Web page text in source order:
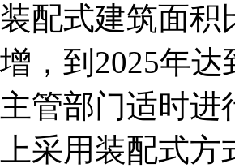
装配式建筑面积
增，到2025年
主管部门适时进
上采用装配式